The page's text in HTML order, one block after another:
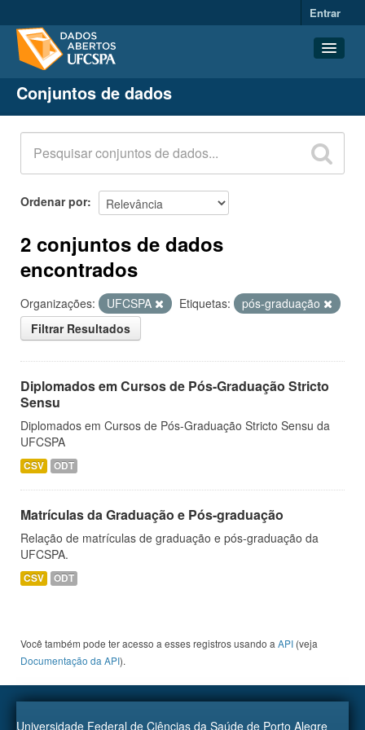
Entrar
Conjuntos de dados
Organizações
Grupos
Sobre
Conjuntos de dados
Ordenar por
2 conjuntos de dados
encontrados
Organizações: UFCSPA Etiquetas:
pós-graduação
Filtrar Resultados
Diplomados em Cursos de Pós-Graduação Stricto
Sensu
Diplomados em Cursos de Pós-Graduação Stricto Sensu da
UFCSPA
CSV ODT
Matrículas da Graduação e Pós-graduação
Relação de matrículas de graduação e pós-graduação da
UFCSPA.
CSV ODT
Você também pode ter acesso a esses registros usando a API (veja
Documentação da API).
Universidade Federal de Ciências da Saúde de Porto Alegre